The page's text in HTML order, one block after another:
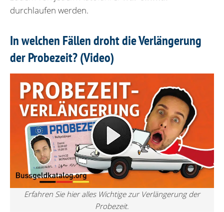
durchlaufen werden.
In welchen Fällen droht die Verlängerung
der Probezeit? (Video)
Erfahren Sie hier alles Wichtige zur Verlängerung der
Probezeit.